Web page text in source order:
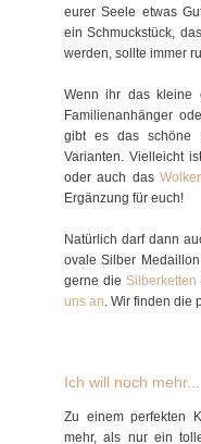
eurer Seele etwas
ein Schmuckstück,
werden, sollte immer
Wenn ihr das kleine
Familienanhänger
gibt es das schöne
Varianten. Vielleicht
oder auch das
Ergänzung für euch!
Natürlich darf dann
ovale Silber
gerne dieSilberketten
uns an. Wir finden die
Ich will noch mehr...
Zu einem perfekten
mehr, als nur ein